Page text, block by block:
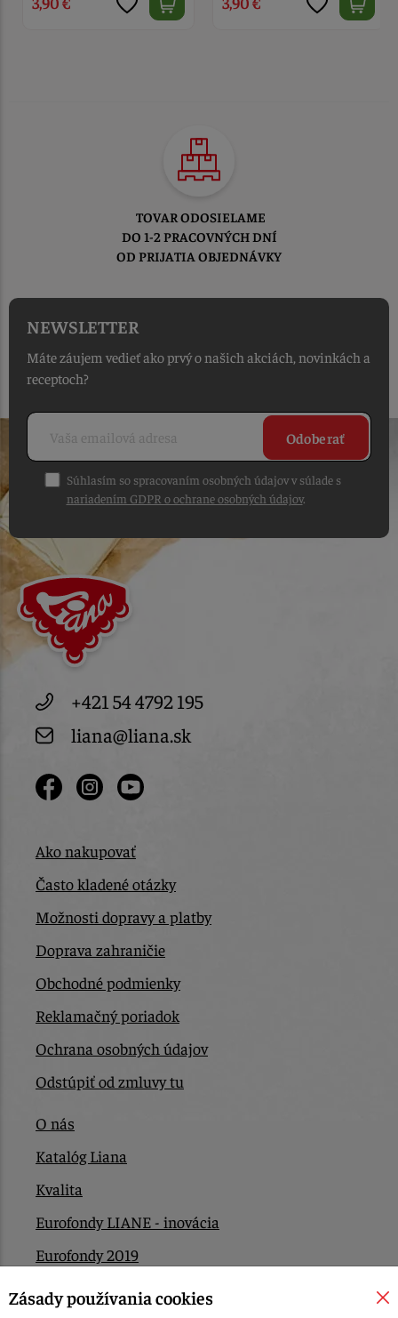
TOVAR ODOSIELAME
DO 1-2 PRACOVNÝCH DNÍ
OD PRIJATIA OBJEDNÁVKY
NEWSLETTER
Máte záujem vedieť ako prvý o našich akciách, novinkách a
receptoch?
Odoberať
Súhlasím so spracovaním osobných údajov v súlade s
nariadením GDPR o ochrane osobných údajov.
+421 54 4792 195
liana@liana.sk
Ako nakupovať
Často kladené otázky
Možnosti dopravy a platby
Doprava zahraničie
Obchodné podmienky
Reklamačný poriadok
Ochrana osobných údajov
Odstúpiť od zmluvy tu
O nás
Katalóg Liana
Kvalita
Eurofondy LIANE - inovácia
Eurofondy 2019
Eurofondy 2022/2023
Zásady používania cookies